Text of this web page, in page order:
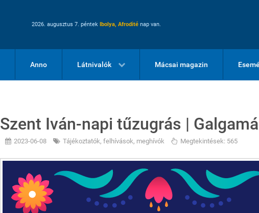
2026. augusztus 7. péntek Ibolya, Afrodité nap van.
Anno Látnivalók Mácsai magazin
Szent Iván-napi tűzugrás |
2023-06-08 Tájékoztatók, felhívások, meghívók Megtekintések: 565